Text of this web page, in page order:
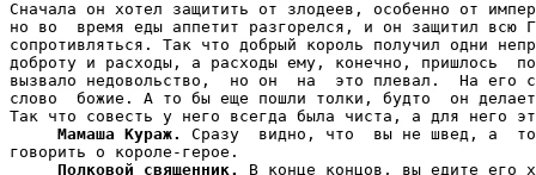
Сначала он хотел защитить от злодеев, особенно от
но во  время еды аппетит разгорелся, и он защитил всю
сопротивляться. Так что добрый король получил одни
доброту и расходы, а расходы ему, конечно, пришлось
вызвало недовольство,  но он  на  это плевал.  На его
слово  божие. А то бы еще пошли толки, будто  он
Так что совесть у него всегда была чиста, а для него
Мамаша Кураж.
Сразу  видно, что  вы не швед, а
говорить о короле-герое.
Полковой священник.
В конце концов, вы едите его